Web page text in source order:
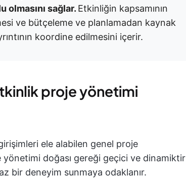
olmasını sağlar. Etkinliğin kapsamının
ve bütçeleme ve planlamadan kaynak
koordine edilmesini içerir.
proje yönetimi
ele alabilen genel proje
doğası gereği geçici ve dinamiktir
bir deneyim sunmaya odaklanır.